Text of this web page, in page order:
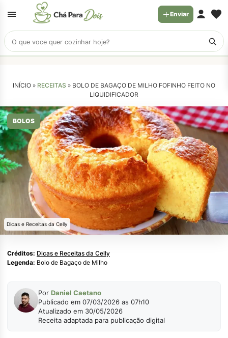
Buscar
receitas
Enviar
INÍCIO » RECEITAS » BOLO DE BAGAÇO DE MILHO FOFINHO FEITO NO
LIQUIDIFICADOR
BOLOS
Dicas e Receitas da Celly
Créditos: Dicas e Receitas da Celly
Legenda: Bolo de Bagaço de Milho
Por Daniel Caetano
Publicado em 07/03/2026 as 07h10
Atualizado em 30/05/2026
Receita adaptada para publicação digital